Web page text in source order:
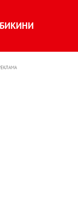
БИКИНИ